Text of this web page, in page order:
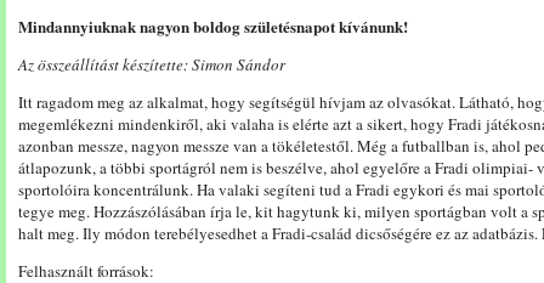
Mindannyiuknak nagyon boldog születésnapot kívánunk!
Az összeállítást készítette: Simon Sándor
Itt ragadom meg az alkalmat, hogy segítségül hívjam az olvasókat. Látható,
megemlékezni mindenkiről, aki valaha is elérte azt a sikert, hogy Fradi
azonban messze, nagyon messze van a tökéletestől. Még a futballban is, ahol
átlapozunk, a többi sportágról nem is beszélve, ahol egyelőre a Fradi olimpiai-
sportolóira koncentrálunk. Ha valaki segíteni tud a Fradi egykori és mai
tegye meg. Hozzászólásában írja le, kit hagytunk ki, milyen sportágban volt a
halt meg. Ily módon terebélyesedhet a Fradi-család dicsőségére ez az
Felhasznált források: